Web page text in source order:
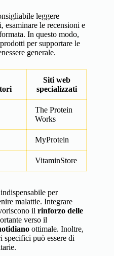
leggere
esaminare le recensioni e
In questo modo,
per supportare le
generale.
Siti web
specializzati
The Protein
Works
MyProtein
VitaminStore
per
malattie. Integrare
il rinforzo delle
verso il
ottimale. Inoltre,
specifici può essere di